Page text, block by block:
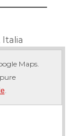
Italia
Maps.